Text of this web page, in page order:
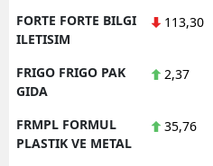
FORTE FORTE BILGI
ILETISIM
113,30
FRIGO FRIGO PAK
GIDA
2,37
FRMPL FORMUL
PLASTIK VE METAL
35,76